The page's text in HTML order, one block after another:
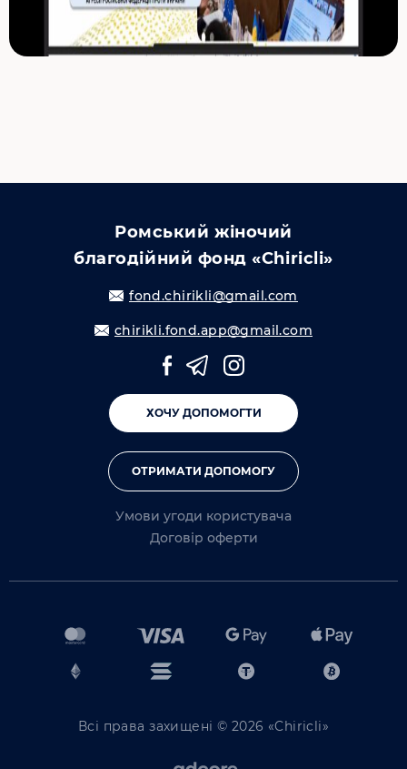
Ромський жіночий
благодійний фонд «Chiricli»
fond.chirikli@gmail.com
chirikli.fond.app@gmail.com
ХОЧУ ДОПОМОГТИ
ОТРИМАТИ ДОПОМОГУ
Умови угоди користувача
Договір оферти
Всі права захищені © 2026 «Chiricli»